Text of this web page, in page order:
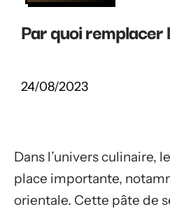
Par quoi remplacer
24/08/2023
Dans l’univers culinaire, le
place importante,
orientale. Cette pâte de